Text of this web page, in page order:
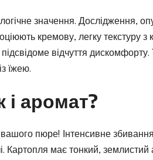
значення. Дослідження,
кремову, легку текстуру з
відчуття
їжею.
аромат?
пюре! Інтенсивне
Картопля має тонкий,